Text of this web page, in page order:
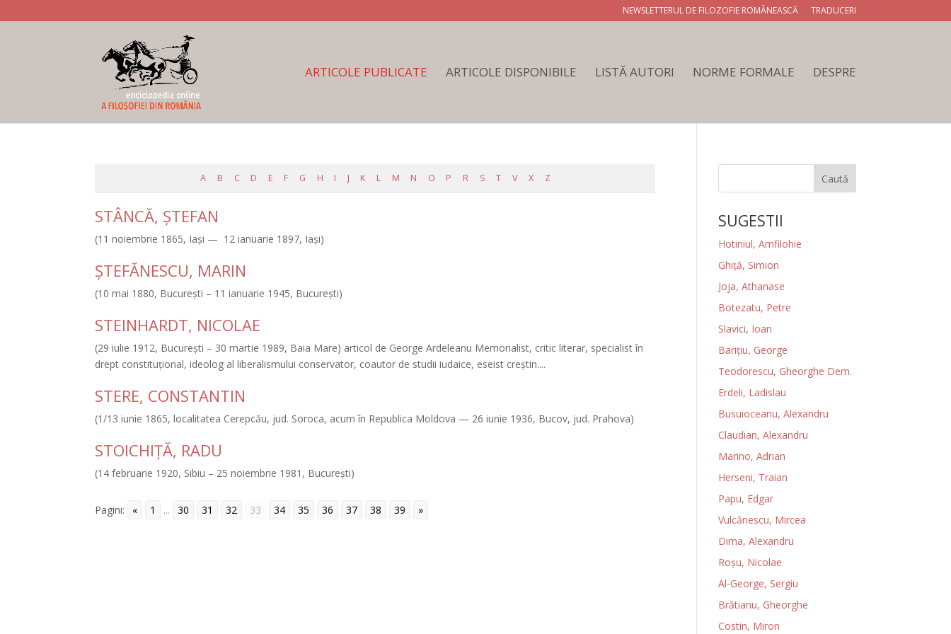
NEWSLETTERUL DE FILOZOFIE ROMÂNEASCĂ TRADUCERI
ARTICOLE PUBLICATE ARTICOLE DISPONIBILE LISTĂ AUTORI NORME FORMALE DESPRE
A B C D E F G H I J K L M N O P R S T V X Z
STÂNCĂ, ŞTEFAN
(11 noiembrie 1865, Iaşi — 12 ianuarie 1897, Iaşi)
ŞTEFĂNESCU, MARIN
(10 mai 1880, Bucureşti – 11 ianuarie 1945, Bucureşti)
STEINHARDT, NICOLAE
(29 iulie 1912, Bucureşti – 30 martie 1989, Baia Mare) articol de George Ardeleanu Memorialist, critic literar, specialist în
drept constituţional, ideolog al liberalismului conservator, coautor de studii iudaice, eseist creştin....
STERE, CONSTANTIN
(1/13 iunie 1865, localitatea Cerepcău, jud. Soroca, acum în Republica Moldova — 26 iunie 1936, Bucov, jud. Prahova)
STOICHIŢĂ, RADU
(14 februarie 1920, Sibiu – 25 noiembrie 1981, Bucureşti)
Pagini: « 1 ... 30 31 32 33 34 35 36 37 38 39 »
Caută
SUGESTII
Hotiniul, Amfilohie
Ghiţă, Simion
Joja, Athanase
Botezatu, Petre
Slavici, Ioan
Bariţiu, George
Teodorescu, Gheorghe Dem.
Erdeli, Ladislau
Busuioceanu, Alexandru
Claudian, Alexandru
Marino, Adrian
Herseni, Traian
Papu, Edgar
Vulcănescu, Mircea
Dima, Alexandru
Roșu, Nicolae
Al-George, Sergiu
Brătianu, Gheorghe
Costin, Miron